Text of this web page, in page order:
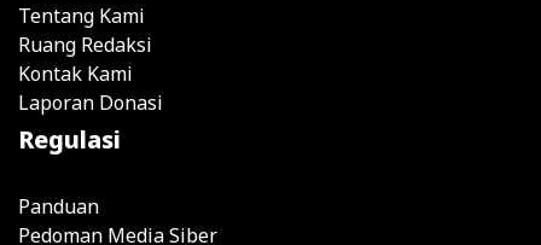
Tentang Kami
Ruang Redaksi
Kontak Kami
Laporan Donasi
Regulasi
Panduan
Pedoman Media Siber